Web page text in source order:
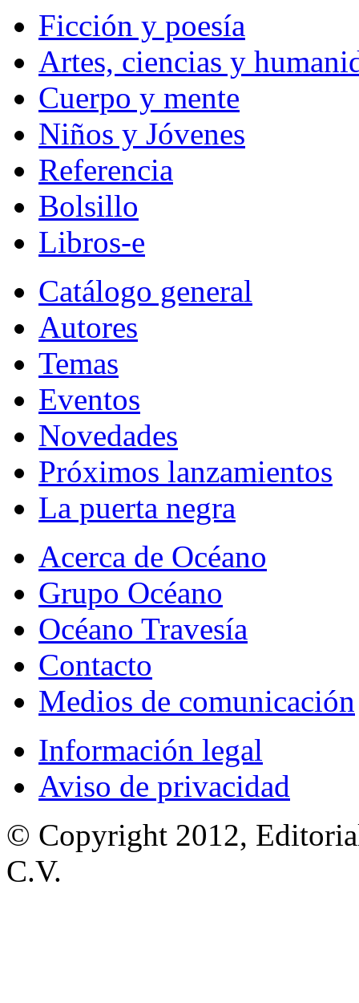
Ficción y poesía
Artes, ciencias y
Cuerpo y mente
Niños y Jóvenes
Referencia
Bolsillo
Libros-e
Catálogo general
Autores
Temas
Eventos
Novedades
Próximos lanzamientos
La puerta negra
Acerca de Océano
Grupo Océano
Océano Travesía
Contacto
Medios de comunicación
Información legal
Aviso de privacidad
© Copyright 2012,
C.V.